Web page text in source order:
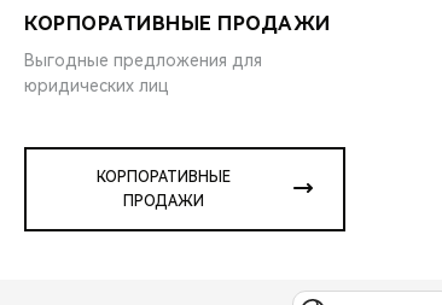
КОРПОРАТИВНЫЕ ПРОДАЖИ
Выгодные предложения для
юридических лиц
КОРПОРАТИВНЫЕ
ПРОДАЖИ